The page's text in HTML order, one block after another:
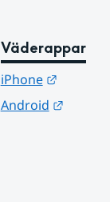
Väderappar
iPhone
Länk till
Android
Länk